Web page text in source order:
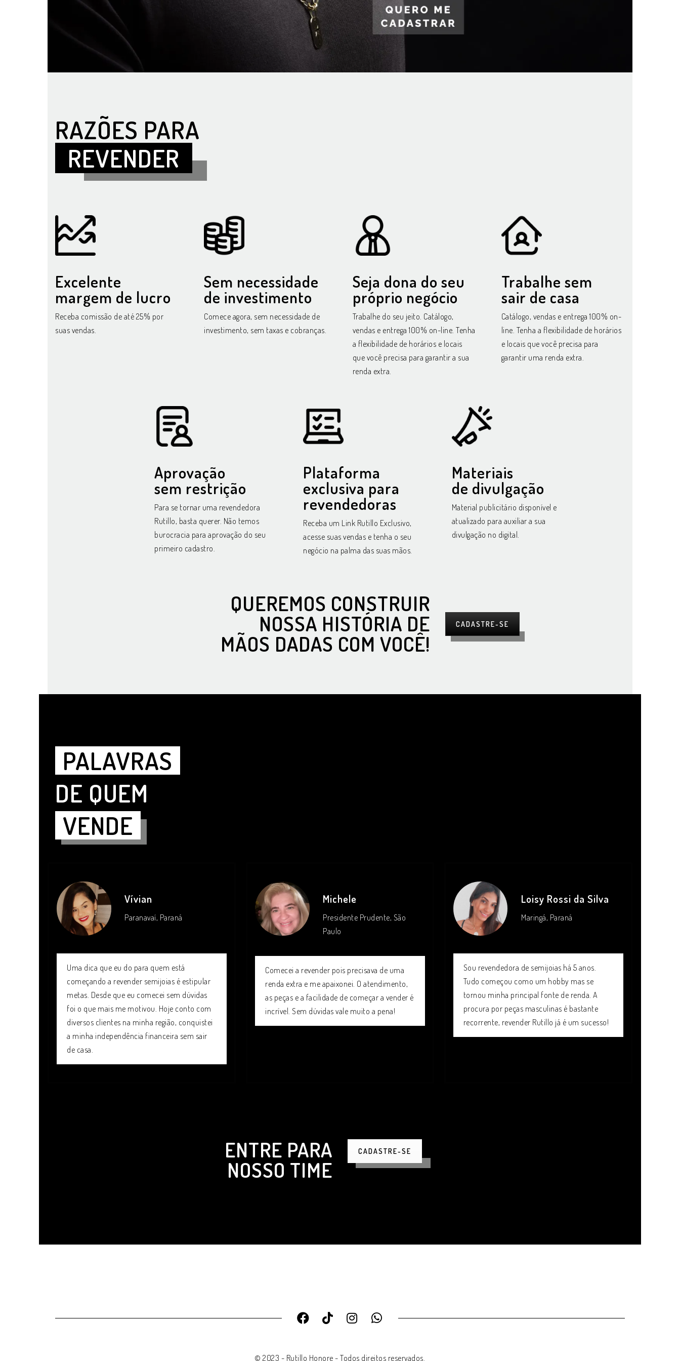
RAZÕES PARA
REVENDER
Excelente
margem de lucro
Receba comissão de até 25% por
suas vendas.
Sem necessidade
de investimento
Comece agora, sem necessidade de
investimento, sem taxas e cobranças.
Seja dona do seu
próprio negócio
Trabalhe do seu jeito. Catálogo,
vendas e entrega 100% on-line. Tenha
a flexibilidade de horários e locais
que você precisa para garantir a sua
renda extra.
Trabalhe sem
sair de casa
Catálogo, vendas e entrega 100% on-
line. Tenha a flexibilidade de horários
e locais que você precisa para
garantir uma renda extra.
Aprovação
sem restrição
Para se tornar uma revendedora
Rutillo, basta querer. Não temos
burocracia para aprovação do seu
primeiro cadastro.
Plataforma
exclusiva para
revendedoras
Receba um Link Rutillo Exclusivo,
acesse suas vendas e tenha o seu
negócio na palma das suas mãos.
Materiais
de divulgação
Material publicitário disponível e
atualizado para auxiliar a sua
divulgação no digital.
QUEREMOS CONSTRUIR
NOSSA HISTÓRIA DE
MÃOS DADAS COM VOCÊ!
CADASTRE-SE
PALAVRAS
DE QUEM
VENDE
Vívian
Paranavaí, Paraná
Uma dica que eu do para quem está
começando a revender semijoias é estipular
metas. Desde que eu comecei sem dúvidas
foi o que mais me motivou. Hoje conto com
diversos clientes na minha região, conquistei
a minha independência financeira sem sair
de casa.
Michele
Presidente Prudente, São
Paulo
Comecei a revender pois precisava de uma
renda extra e me apaixonei. O atendimento,
as peças e a facilidade de começar a vender é
incrível. Sem dúvidas vale muito a pena!
Loisy Rossi da Silva
Maringá, Paraná
Sou revendedora de semijoias há 5 anos.
Tudo começou como um hobby mas se
tornou minha principal fonte de renda. A
procura por peças masculinas é bastante
recorrente, revender Rutillo já é um sucesso!
ENTRE PARA
NOSSO TIME
CADASTRE-SE
© 2023 - Rutillo Honore - Todos direitos reservados.